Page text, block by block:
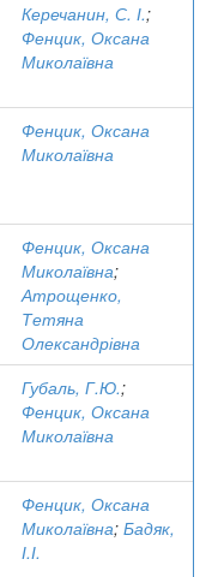
Керечанин, С. І.;
Фенцик, Оксана
Миколаївна
Фенцик, Оксана
Миколаївна
Фенцик, Оксана
Миколаївна;
Атрощенко,
Тетяна
Олександрівна
Губаль, Г.Ю.;
Фенцик, Оксана
Миколаївна
Фенцик, Оксана
Миколаївна; Бадяк,
І.І.